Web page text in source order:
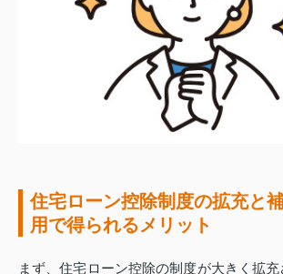
住宅ローン控除制度の拡充と
用で得られるメリット
まず、住宅ローン控除の制度が大きく拡